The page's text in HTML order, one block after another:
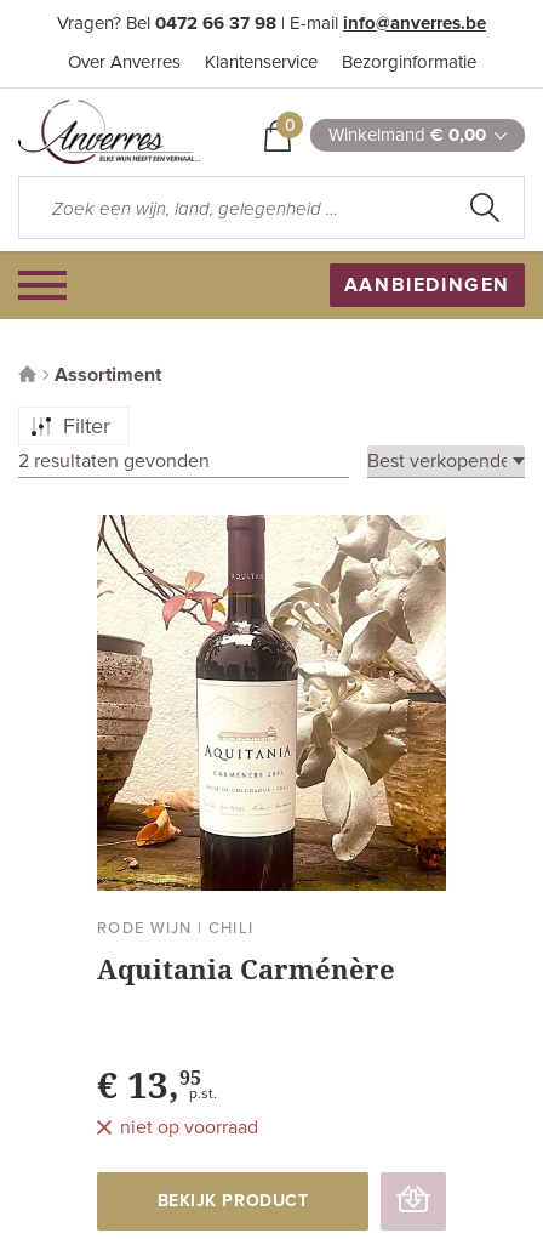
Vragen? Bel 0472 66 37 98 | E-mail info@anverres.be
Over Anverres Klantenservice Bezorginformatie
0 Winkelmand € 0,00
AANBIEDINGEN
Assortiment
Filter
2 resultaten gevonden
RODE WIJN | CHILI
Aquitania Carménère
€ 13,95
p.st.
niet op voorraad
BEKIJK PRODUCT